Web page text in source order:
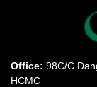
Office: 98C/C
HCMC